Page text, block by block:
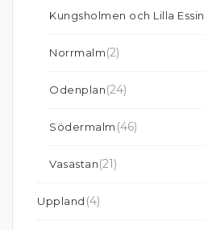
Kungsholmen och Lilla
Norrmalm(2)
Odenplan(24)
Södermalm (46)
Vasastan(21)
Uppland (4)